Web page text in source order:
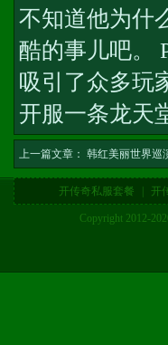
不知道他为什
酷的事儿吧。
吸引了众多玩
开服一条龙天
上一篇文章： 韩红美丽世界巡
开传奇私服套餐 开
Copyright 2012-